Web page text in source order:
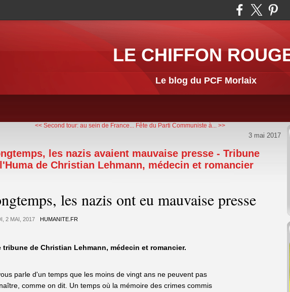
LE CHIFFON
Le blog du PCF Morlaix
<< Second tour: au sein de France... Fête du Parti Communiste à... >>
3 mai 2017
les nazis avaient mauvaise presse - Tribune
de Christian Lehmann, médecin et romancier
les nazis ont eu mauvaise presse
2 MAI, 2017 HUMANITE.FR
tribune de Christian Lehmann, médecin et romancier.
parle d'un temps que les moins de vingt ans ne peuvent pas
comme on dit. Un temps où la mémoire des crimes commis